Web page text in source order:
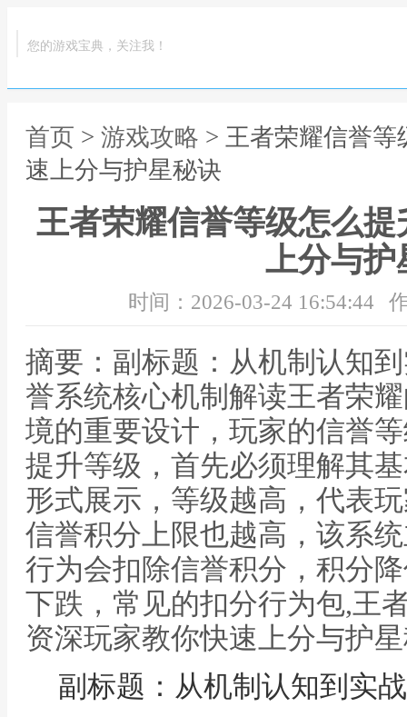
您的游戏宝典，关注我！
首页 > 游戏攻略 > 王者荣耀信誉
速上分与护星秘诀
王者荣耀信誉等级怎么
上分与护
时间：2026-03-24 16:54:44
摘要：副标题：从机制认知
誉系统核心机制解读王者荣
境的重要设计，玩家的信誉
提升等级，首先必须理解其
形式展示，等级越高，代表
信誉积分上限也越高，该系
行为会扣除信誉积分，积分
下跌，常见的扣分行为包,王
资深玩家教你快速上分与护
副标题：从机制认知到实